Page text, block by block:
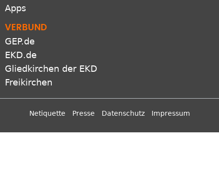
Apps
VERBUND
GEP.de
EKD.de
Gliedkirchen der EKD
Freikirchen
Netiquette Presse Datenschutz Impressum